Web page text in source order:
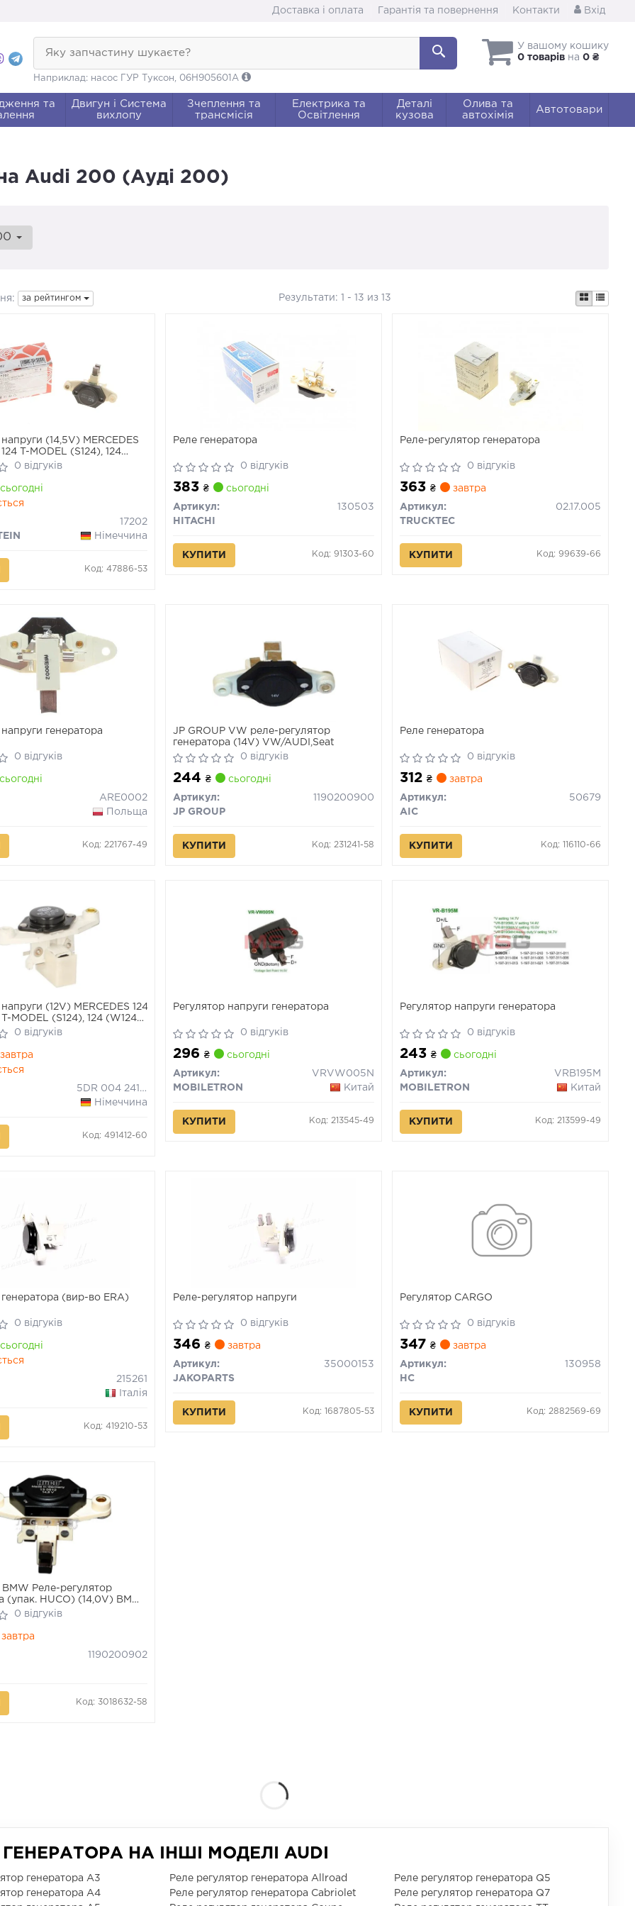
Доставка і оплата Гарантія та повернення Контакти Вхід
У вашому кошику
0 товарів на 0 ₴
Яку запчастину шукаєте?
Наприклад: насос ГУР Туксон, 06H905601A
та
Двигун і Система
вихлопу
Зчеплення та
трансмісія
Електрика та
Освітлення
Деталі
кузова
Олива та
автохімія
Автотовари
Audi 200 (Ауді 200)
за рейтингом Результати: 1 - 13 из 13
(14,5V) MERCEDES
T-MODEL (S124), 124
(W201), E (W124) AUDI 100
100 C4, 200 C3, 80 B2, 80
B2, 90 B3, A6 C4 1.0-5.0
0 відгуків
17202
Німеччина
Код: 47886-53
Реле генератора
0 відгуків
383₴ сьогодні
Артикул:
130503
HITACHI
КУПИТИ Код: 91303-60
Реле-регулятор генератора
0 відгуків
363₴ завтра
Артикул:
02.17.005
TRUCKTEC
КУПИТИ Код: 99639-66
напруги генератора
0 відгуків
ARE0002
Польща
Код: 221767-49
JP GROUP VW реле-регулятор
генератора (14V) VW/AUDI,Seat
0 відгуків
244₴ сьогодні
Артикул:
1190200900
JP GROUP
КУПИТИ Код: 231241-58
Реле генератора
0 відгуків
312₴ завтра
Артикул:
50679
AIC
КУПИТИ Код: 116110-66
(12V) MERCEDES 124
T-MODEL (S124), 124 (W124),
E (W124) VOLVO 740
ALFA ROMEO 33, 75,
ARNA, GTV, SPIDER 0.9-
0 відгуків
5DR 004 241-121
Німеччина
Код: 491412-60
Регулятор напруги генератора
0 відгуків
296₴ сьогодні
Артикул:
VRVW005N
MOBILETRON
Китай
КУПИТИ Код: 213545-49
Регулятор напруги генератора
0 відгуків
243₴ сьогодні
Артикул:
VRB195M
MOBILETRON
Китай
КУПИТИ Код: 213599-49
генератора (вир-во ERA)
0 відгуків
215261
Італія
Код: 419210-53
Реле-регулятор напруги
0 відгуків
346₴ завтра
Артикул:
35000153
JAKOPARTS
КУПИТИ Код: 1687805-53
Регулятор CARGO
0 відгуків
347₴ завтра
Артикул:
130958
HC
КУПИТИ Код: 2882569-69
BMW Реле-регулятор
(упак. HUCO) (14,0V) BMW
0 відгуків
1190200902
Код: 3018632-58
НА ІНШІ МОДЕЛІ AUDI
генератора A3
генератора A4
Реле регулятор генератора Allroad
Реле регулятор генератора Cabriolet
Реле регулятор генератора Q5
Реле регулятор генератора Q7